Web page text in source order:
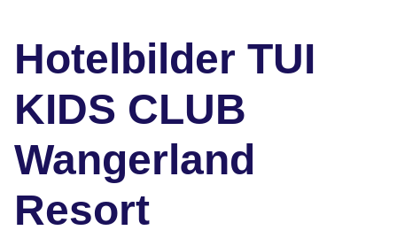
Hotelbilder TUI
KIDS CLUB
Wangerland
Resort